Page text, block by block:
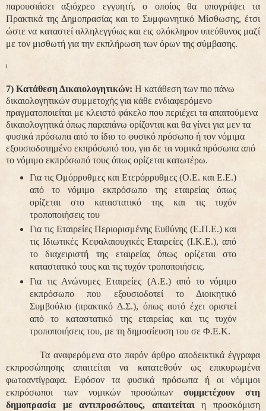
παρουσιάσει αξιόχρεο εγγυητή, ο οποίος θα υπογράψει τα
Πρακτικά της Δημοπρασίας και το Συμφωνητικό Μίσθωσης, έτσι
ώστε να καταστεί αλληλεγγύως και εις ολόκληρον υπεύθυνος μαζί
με τον μισθωτή για την εκπλήρωση των όρων της σύμβασης.
ί
7) Κατάθεση Δικαιολογητικών: Η κατάθεση των πιο πάνω
δικαιολογητικών συμμετοχής για κάθε ενδιαφερόμενο
πραγματοποιείται με κλειστό φάκελο που περιέχει τα απαιτούμενα
δικαιολογητικά όπως παραπάνω ορίζονται και θα γίνει για μεν τα
φυσικά πρόσωπα από το ίδιο το φυσικό πρόσωπο ή τον νόμιμα
εξουσιοδοτημένο εκπρόσωπό του, για δε τα νομικά πρόσωπα από
το νόμιμο εκπρόσωπό τους όπως ορίζεται κατωτέρω.
Για τις Ομόρρυθμες και Ετερόρρυθμες (Ο.Ε. και Ε.Ε.)
από το νόμιμο εκπρόσωπο της εταιρείας όπως
ορίζεται στο καταστατικό της και τις τυχόν
τροποποιήσεις του
Για τις Εταιρείες Περιορισμένης Ευθύνης (Ε.Π.Ε.) και
τις Ιδιωτικές Κεφαλαιουχικές Εταιρείες (Ι.Κ.Ε.), από
το διαχειριστή της εταιρείας όπως ορίζεται στο
καταστατικό τους και τις τυχόν τροποποιήσεις.
Για τις Ανώνυμες Εταιρείες (Α.Ε.) από το νόμιμο
εκπρόσωπο που εξουσιοδοτεί το Διοικητικό
Συμβούλιο (πρακτικό Δ.Σ.), όπως αυτό έχει οριστεί
από το καταστατικό της εταιρείας και τις τυχόν
τροποποιήσεις του, με τη δημοσίευση του σε Φ.Ε.Κ.
Τα αναφερόμενα στο παρόν άρθρο αποδεικτικά έγγραφα
εκπροσώπησης απαιτείται να κατατεθούν ως επικυρωμένα
φωτοαντίγραφα. Εφόσον τα φυσικά πρόσωπα ή οι νόμιμοι
εκπρόσωποι των νομικών προσώπων συμμετέχουν στη
δημοπρασία
με αντιπροσώπους, απαιτείται η προσκόμιση